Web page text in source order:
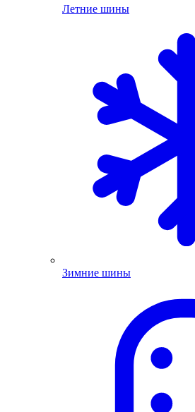
Летние шины
Зимние шины